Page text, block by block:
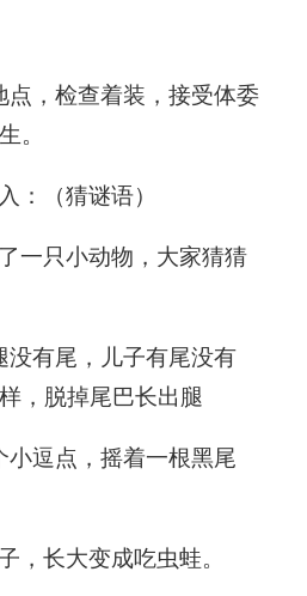
点，检查着装，接受体委
。
：（猜谜语）
一只小动物，大家猜猜
没有尾，儿子有尾没有
，脱掉尾巴长出腿
小逗点，摇着一根黑尾
，长大变成吃虫蛙。